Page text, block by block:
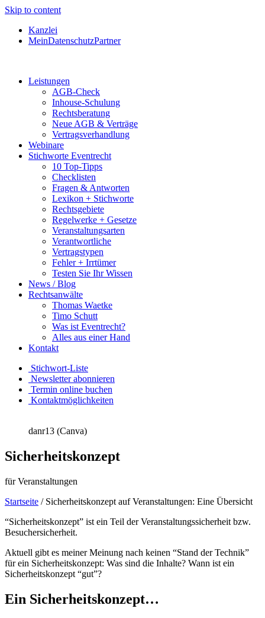
Skip to content
Kanzlei
MeinDatenschutzPartner
Leistungen
AGB-Check
Inhouse-Schulung
Rechtsberatung
Neue AGB & Verträge
Vertragsverhandlung
Webinare
Stichworte Eventrecht
10 Top-Tipps
Checklisten
Fragen & Antworten
Lexikon + Stichworte
Rechtsgebiete
Regelwerke + Gesetze
Veranstaltungsarten
Verantwortliche
Vertragstypen
Fehler + Irrtümer
Testen Sie Ihr Wissen
News / Blog
Rechtsanwälte
Thomas Waetke
Timo Schutt
Was ist Eventrecht?
Alles aus einer Hand
Kontakt
Stichwort-Liste
Newsletter abonnieren
Termin online buchen
Kontaktmöglichkeiten
danr13 (Canva)
Sicherheitskonzept
für Veranstaltungen
Startseite / Sicherheitskonzept auf Veranstaltungen: Eine Übersicht
“Sicherheitskonzept” ist ein Teil der Veranstaltungssicherheit bzw.
Besuchersicherheit.
Aktuell gibt es meiner Meinung nach keinen “Stand der Technik”
für ein Sicherheitskonzept: Was sind die Inhalte? Wann ist ein
Sicherheitskonzept “gut”?
Ein Sicherheitskonzept…